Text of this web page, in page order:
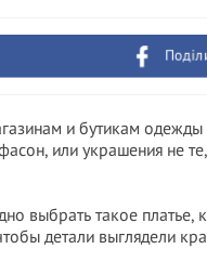
и бутикам
или украшения не
выбрать такое
детали выглядели